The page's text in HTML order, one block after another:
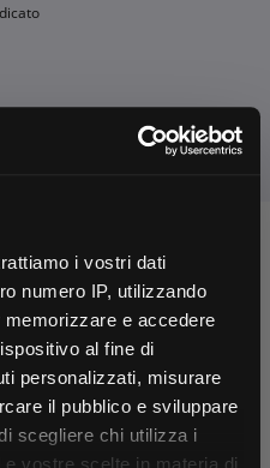
i vostri dati
numero IP, utilizzando
e accedere
al fine di
personalizzati, misurare
il pubblico e sviluppare
scegliere chi utilizza i
Fissa una consulenza